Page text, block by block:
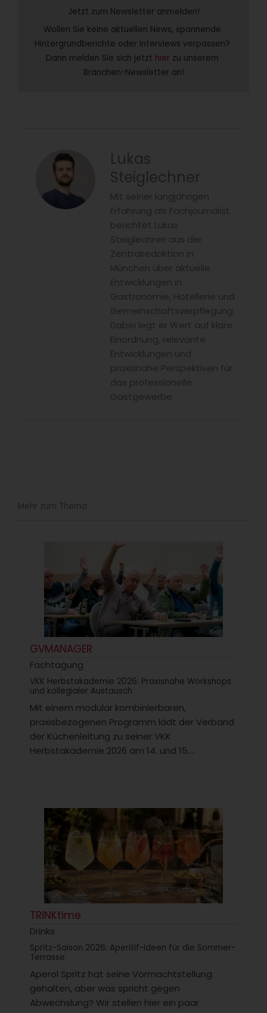
Jetzt zum Newsletter anmelden!
Wollen Sie keine aktuellen News, spannende
Hintergrundberichte oder Interviews verpassen?
Dann melden Sie sich jetzt hier zu unserem
Branchen-Newsletter an!
Lukas
Steiglechner
Mit seiner langjährigen
Erfahrung als Fachjournalist
berichtet Lukas
Steiglechner aus der
Zentralredaktion in
München über aktuelle
Entwicklungen in
Gastronomie, Hotellerie und
Gemeinschaftsverpflegung.
Dabei legt er Wert auf klare
Einordnung, relevante
Entwicklungen und
praxisnahe Perspektiven für
das professionelle
Gastgewerbe.
Mehr zum Thema
GVMANAGER
Fachtagung
VKK Herbstakademie 2026: Praxisnahe Workshops
und kollegialer Austausch
Mit einem modular kombinierbaren,
praxisbezogenen Programm lädt der Verband
der Küchenleitung zu seiner VKK
Herbstakademie 2026 am 14. und 15....
TRINKtime
Drinks
Spritz-Saison 2026: Aperitif-Ideen für die Sommer-
Terrasse
Aperol Spritz hat seine Vormachtstellung
gehalten, aber was spricht gegen
Abwechslung? Wir stellen hier ein paar